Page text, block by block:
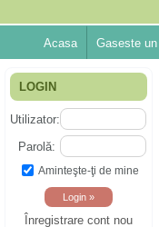
Acasa Gaseste
LOGIN
Utilizator:
Parolă:
Aminteşte-ţi de mine
Înregistrare cont nou